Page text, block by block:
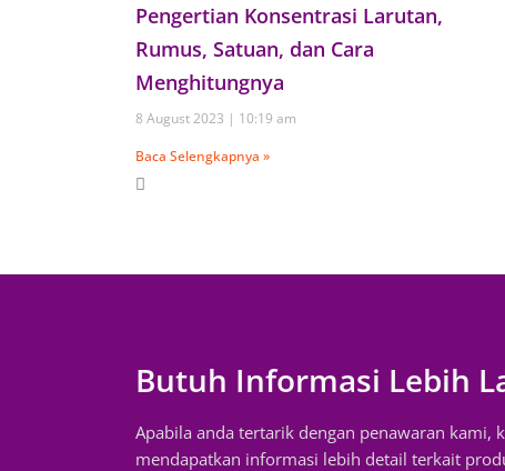
Pengertian Konsentrasi Larutan,
Rumus, Satuan, dan Cara
Menghitungnya
8 August 2023
10:19 am
Baca Selengkapnya »
Butuh Informasi Lebih
Apabila anda tertarik dengan penawaran kami,
mendapatkan informasi lebih detail terkait